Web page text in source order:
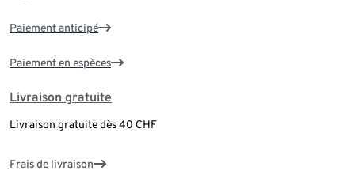
Paiement anticipé
Paiement en espèces
Livraison gratuite
Livraison gratuite dès 40 CHF
Frais de livraison